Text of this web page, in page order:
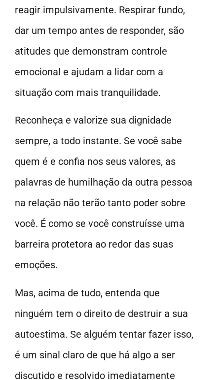
reagir impulsivamente. Respirar fundo,
dar um tempo antes de responder, são
atitudes que demonstram controle
emocional e ajudam a lidar com a
situação com mais tranquilidade.
Reconheça e valorize sua dignidade
sempre, a todo instante. Se você sabe
quem é e confia nos seus valores, as
palavras de humilhação da outra pessoa
na relação não terão tanto poder sobre
você. É como se você construísse uma
barreira protetora ao redor das suas
emoções.
Mas, acima de tudo, entenda que
ninguém tem o direito de destruir a sua
autoestima. Se alguém tentar fazer isso,
é um sinal claro de que há algo a ser
discutido e resolvido imediatamente